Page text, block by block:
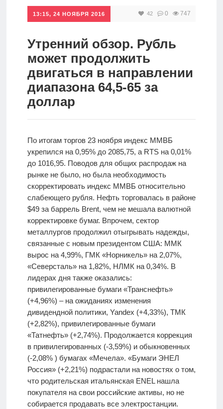
Инвестиции
Дивиденды
Волновой
анализ
Сделано
Рунет
13:15, 24 НОЯБРЯ 2016 42 0 747
Утренний обзор. Рубль
может продолжить
двигаться в направлении
диапазона 64,5-65 за
доллар
По итогам торгов 23 ноября индекс ММВБ
укрепился на 0,95% до 2085,75, а RTS на 0,01%
до 1016,95. Поводов для общих распродаж на
рынке не было, но была необходимость
скорректировать индекс ММВБ относительно
слабеющего рубля. Нефть торговалась в районе
$49 за баррель Brent, чем не мешала валютной
корректировке бумаг. Впрочем, сектор
металлургов продолжил отыгрывать надежды,
связанные с новым президентом США: ММК
вырос на 4,99%, ГМК «Норникель» на 2,07%,
«Северсталь» на 1,82%, НЛМК на 0,34%. В
лидерах дня также оказались:
привилегированные бумаги «Транснефть»
(+4,96%) – на ожиданиях изменения
дивидендной политики, Yandex (+4,33%), ТМК
(+2,82%), привилегированные бумаги
«Татнефть» (+2,74%). Продолжается коррекция
в привилегированных (-3,59%) и обыкновенных
(-2,08% ) бумагах «Мечела». «Бумаги ЭНЕЛ
Россия» (+2,21%) подрастали на новостях о том,
что родительская итальянская ENEL нашла
покупателя на свои российские активы, но не
собирается продавать все электростанции.